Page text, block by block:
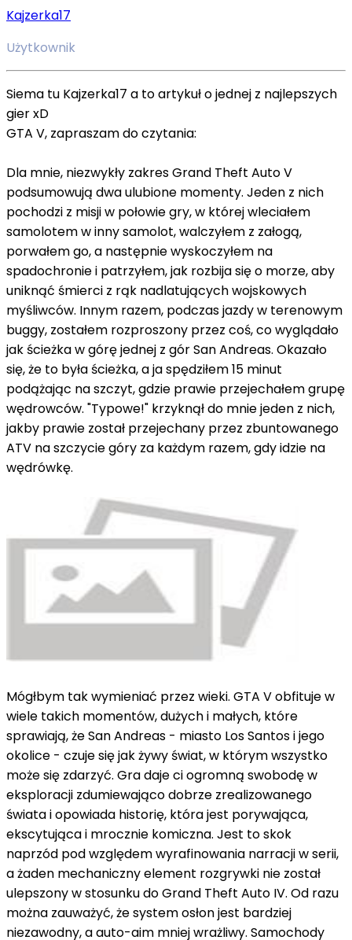
Kajzerka17
Użytkownik
Siema tu Kajzerka17 a to artykuł o jednej z najlepszych
gier xD
GTA V, zapraszam do czytania:
Dla mnie, niezwykły zakres Grand Theft Auto V
podsumowują dwa ulubione momenty. Jeden z nich
pochodzi z misji w połowie gry, w której wleciałem
samolotem w inny samolot, walczyłem z załogą,
porwałem go, a następnie wyskoczyłem na
spadochronie i patrzyłem, jak rozbija się o morze, aby
uniknąć śmierci z rąk nadlatujących wojskowych
myśliwców. Innym razem, podczas jazdy w terenowym
buggy, zostałem rozproszony przez coś, co wyglądało
jak ścieżka w górę jednej z gór San Andreas. Okazało
się, że to była ścieżka, a ja spędziłem 15 minut
podążając na szczyt, gdzie prawie przejechałem grupę
wędrowców. "Typowe!" krzyknął do mnie jeden z nich,
jakby prawie został przejechany przez zbuntowanego
ATV na szczycie góry za każdym razem, gdy idzie na
wędrówkę.
Mógłbym tak wymieniać przez wieki. GTA V obfituje w
wiele takich momentów, dużych i małych, które
sprawiają, że San Andreas - miasto Los Santos i jego
okolice - czuje się jak żywy świat, w którym wszystko
może się zdarzyć. Gra daje ci ogromną swobodę w
eksploracji zdumiewająco dobrze zrealizowanego
świata i opowiada historię, która jest porywająca,
ekscytująca i mrocznie komiczna. Jest to skok
naprzód pod względem wyrafinowania narracji w serii,
a żaden mechaniczny element rozgrywki nie został
ulepszony w stosunku do Grand Theft Auto IV. Od razu
można zauważyć, że system osłon jest bardziej
niezawodny, a auto-aim mniej wrażliwy. Samochody